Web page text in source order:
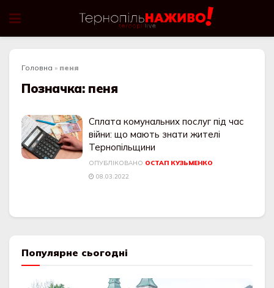
Головна » пеня
Позначка: пеня
Сплата комунальних послуг під час
війни: що мають знати жителі
Тернопільщини
ОПУБЛІКОВАНО ОСТАП КУЗЬМЕНКО
08.03.2022
Популярне сьогодні